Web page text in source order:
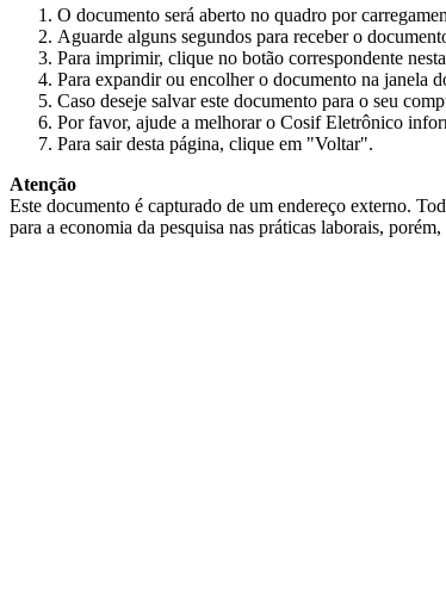
O documento será aberto no quadro por
Aguarde alguns segundos para receber o
Para imprimir, clique no botão correspondente
Para expandir ou encolher o documento na janela
Caso deseje salvar este documento para o seu
Por favor, ajude a melhorar o Cosif Eletrônico
Para sair desta página, clique em "Voltar".
Atenção
Este documento é capturado de um endereço externo.
para a economia da pesquisa nas práticas laborais,